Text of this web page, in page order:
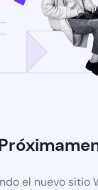
el nuevo sitio